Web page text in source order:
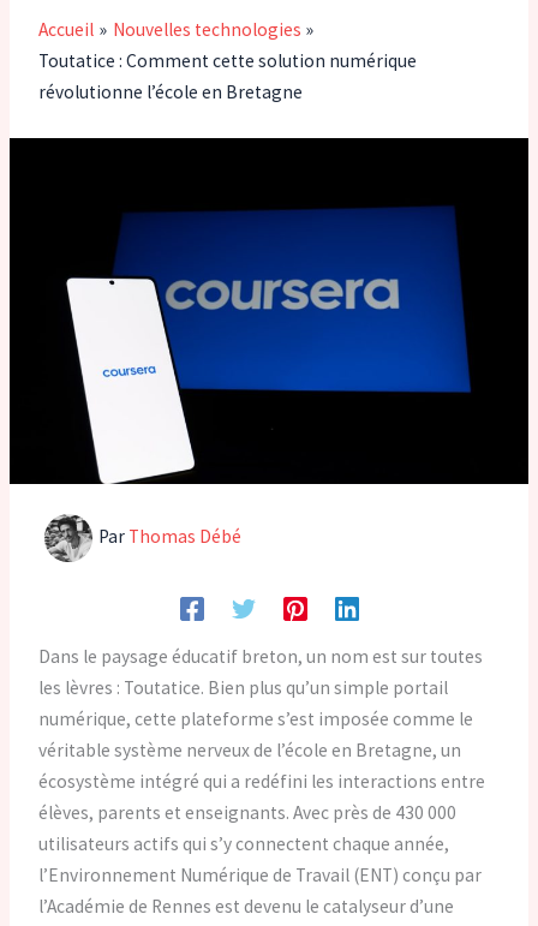
Accueil
Nouvelles technologies
Toutatice : Comment cette solution numérique
révolutionne l’école en Bretagne
Par Thomas Débé
Dans le paysage éducatif breton, un nom est sur toutes
les lèvres : Toutatice. Bien plus qu’un simple portail
numérique, cette plateforme s’est imposée comme le
véritable système nerveux de l’école en Bretagne, un
écosystème intégré qui a redéfini les interactions entre
élèves, parents et enseignants. Avec près de 430 000
utilisateurs actifs qui s’y connectent chaque année,
l’Environnement Numérique de Travail (ENT) conçu par
l’Académie de Rennes est devenu le catalyseur d’une